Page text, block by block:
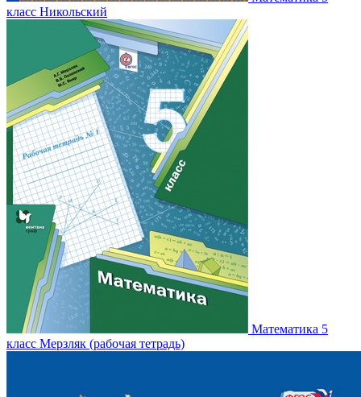
класс Никольский
Математика 5
класс Мерзляк (рабочая тетрадь)